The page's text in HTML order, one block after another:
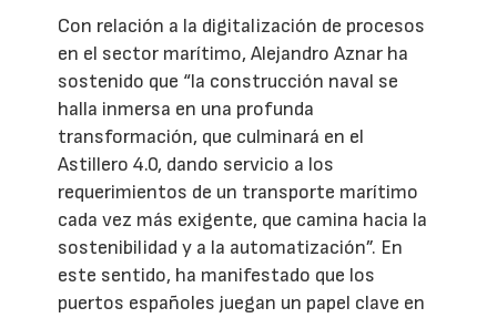
Con relación a la digitalización de procesos
en el sector marítimo, Alejandro Aznar ha
sostenido que “la construcción naval se
halla inmersa en una profunda
transformación, que culminará en el
Astillero 4.0, dando servicio a los
requerimientos de un transporte marítimo
cada vez más exigente, que camina hacia la
sostenibilidad y a la automatización”. En
este sentido, ha manifestado que los
puertos españoles juegan un papel clave en